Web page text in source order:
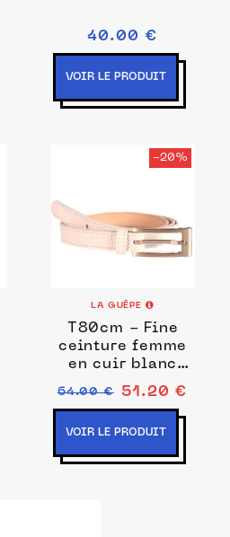
40.00 €
VOIR LE PRODUIT
-20%
LA GUÊPE
T80cm - Fine
ceinture femme
en cuir blanc
7022
64.00 € 51.20 €
VOIR LE PRODUIT